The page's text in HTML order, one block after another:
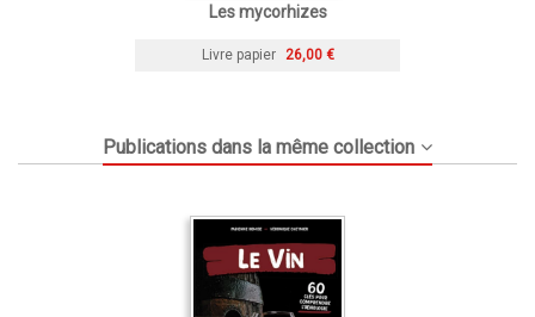
Les mycorhizes
Livre papier 26,00 €
Publications dans la même collection